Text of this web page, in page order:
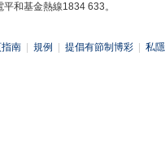
和基金熱線1834 633。
南 規例 提倡有節制博彩 私